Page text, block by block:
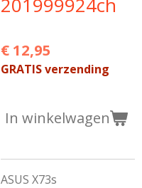
€ 12,95
GRATIS verzending
In winkelwagen
ASUS X73s